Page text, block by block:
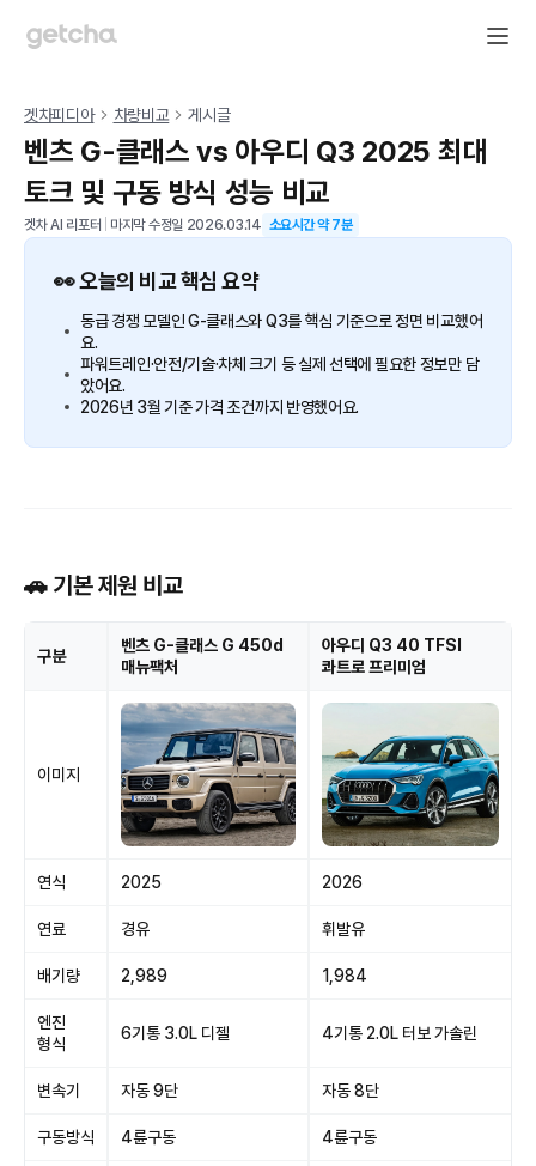
겟차피디아 차량비교 게시글
벤츠 G-클래스 vs 아우디 Q3 2025 최대
토크 및 구동 방식 성능 비교
겟차 AI 리포터 마지막 수정일 2026.03.14 소요시간 약7분
👀 오늘의 비교 핵심 요약
동급 경쟁 모델인 G-클래스와 Q3를 핵심 기준으로 정면 비교했어
요.
파워트레인·안전/기술·차체 크기 등 실제 선택에 필요한 정보만 담
았어요.
2026년 3월 기준 가격 조건까지 반영했어요.
🚗 기본 제원 비교
구분
벤츠 G-클래스 G 450d
매뉴팩처
아우디 Q3 40 TFSI
콰트로 프리미엄
이미지
연식 2025 2026
연료 경유 휘발유
배기량 2,989 1,984
엔진
형식
6기통 3.0L 디젤 4기통 2.0L 터보 가솔린
변속기 자동 9단 자동 8단
구동방식 4륜구동 4륜구동